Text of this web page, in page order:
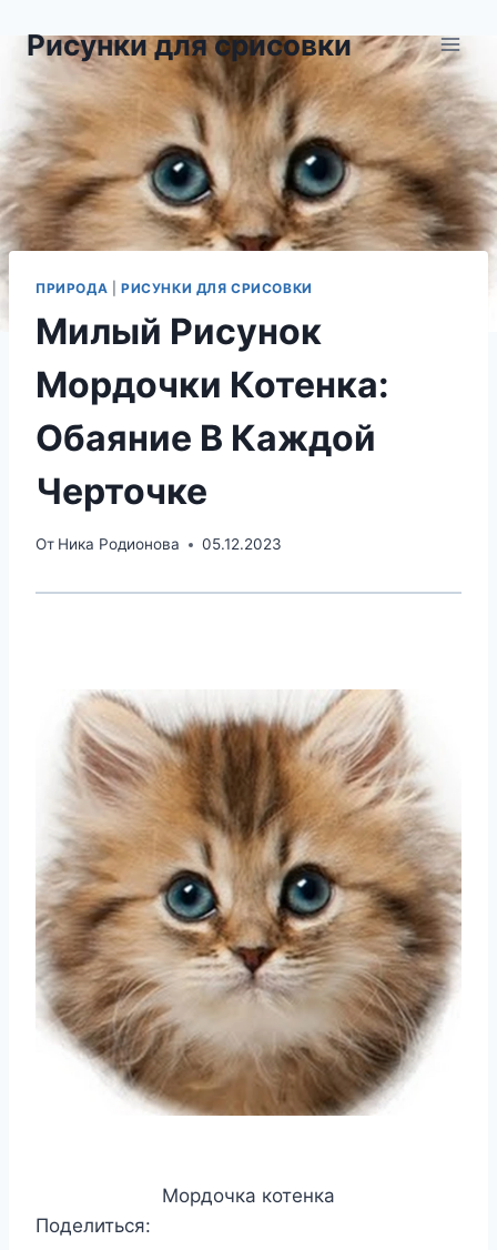
содержимому
Рисунки для срисовки
ПРИРОДА РИСУНКИ ДЛЯ СРИСОВКИ
Милый Рисунок
Мордочки Котенка:
Обаяние В Каждой
Черточке
От Ника Родионова 05.12.2023
Мордочка котенка
Поделиться: